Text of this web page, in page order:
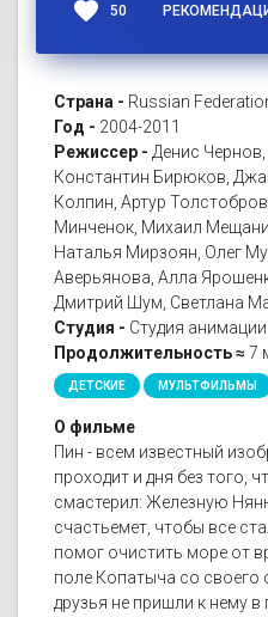
favorite 50
Страна - Russian
Год - 2004-2011
Режиссер - Денис
Константин Бирюков,
Колпин, Артур
Минченок, Михаил
Наталья Мирзоян, Олег
Аверьянова, Алла
Дмитрий Шум, Светлана
Студия - Студия анимации
Продолжительность ≈ 7
ДЕТСКИЕ МУЛЬТФИЛЬМЫ
О фильме
Пин - всем известный
проходит и дня без того,
смастерил: Железную
счастьемет, чтобы все
помог очистить море от
поле Копатыча со своего
друзья не пришли к нему в